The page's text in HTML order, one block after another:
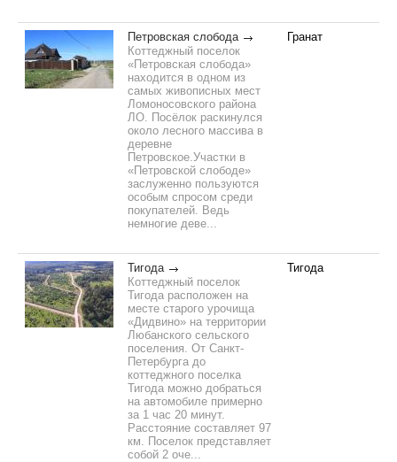
Петровская слобода
Коттеджный поселок
«Петровская слобода»
находится в одном из
самых живописных мест
Ломоносовского района
ЛО. Посёлок раскинулся
около лесного массива в
деревне
Петровское.Участки в
«Петровской слободе»
заслуженно пользуются
особым спросом среди
покупателей. Ведь
немногие деве...
Гранат
Тигода
Коттеджный поселок
Тигода расположен на
месте старого урочища
«Дидвино» на территории
Любанского сельского
поселения. От Санкт-
Петербурга до
коттеджного поселка
Тигода можно добраться
на автомобиле примерно
за 1 час 20 минут.
Расстояние составляет 97
км. Поселок представляет
собой 2 оче...
Тигода